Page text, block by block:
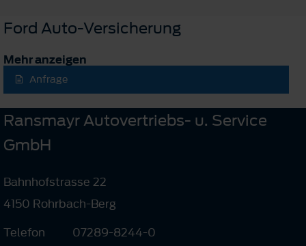
Ford Auto-Versicherung
Mehr anzeigen
Anfrage
Ransmayr Autovertriebs- u. Service
GmbH
Bahnhofstrasse 22
4150 Rohrbach-Berg
Telefon
07289-8244-0